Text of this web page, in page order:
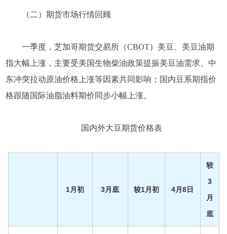
（二）期货市场行情回顾
一季度，芝加哥期货交易所（CBOT）美豆、美豆油期
指大幅上涨，主要受美国生物柴油政策提振美豆油需求、中
东冲突拉动原油价格上涨等因素共同影响；国内豆系期指价
格跟随国际油脂油料期价同步小幅上涨。
国内外大豆期货价格表
1月初 3月底 较1月初 4月8日
较
3
月
底